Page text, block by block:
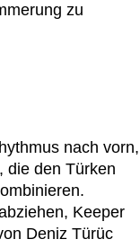
zu
nach vorn,
die den Türken
Keeper
Deniz Türüc